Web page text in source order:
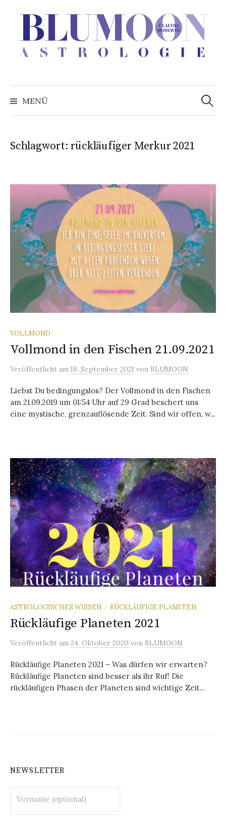
überspringen
MENÜ
Suchen
nach:
Schlagwort:rückläufiger Merkur 2021
VOLLMOND
Vollmond in den Fischen 21.09.2021
Veröffentlicht am 18. September 2021 von BLUMOON
Liebst Du bedingungslos? Der Vollmond in den Fischen
am 21.09.2019 um 01:54 Uhr auf 29 Grad beschert uns
eine mystische, grenzauflösende Zeit. Sind wir offen, w...
ASTROLOGISCHES WISSEN / RÜCKLÄUFIGE PLANETEN
Rückläufige Planeten 2021
Veröffentlicht am 24. Oktober 2020 von BLUMOON
Rückläufige Planeten 2021 – Was dürfen wir erwarten?
Rückläufige Planeten sind besser als ihr Ruf! Die
rückläufigen Phasen der Planeten sind wichtige Zeit...
NEWSLETTER